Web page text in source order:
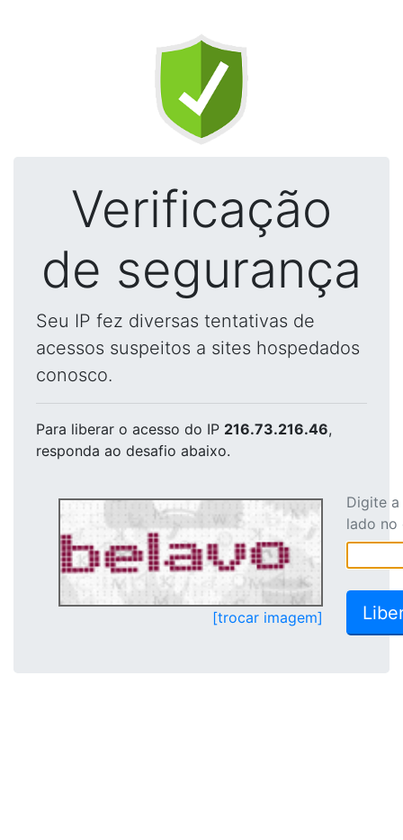
Verificação
de segurança
Seu IP fez diversas tentativas de
acessos suspeitos a sites hospedados
conosco.
Para liberar o acesso do IP 216.73.216.46,
responda ao desafio abaixo.
[trocar imagem]
Digite
lado no